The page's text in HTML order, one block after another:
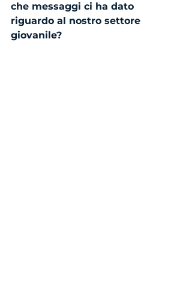
che messaggi ci ha dato
riguardo al nostro settore
giovanile?